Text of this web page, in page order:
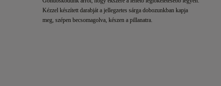
Kézzel készített darabját a jellegzetes sárga dobozunkban kapja
meg, szépen becsomagolva, készen a pillanatra.